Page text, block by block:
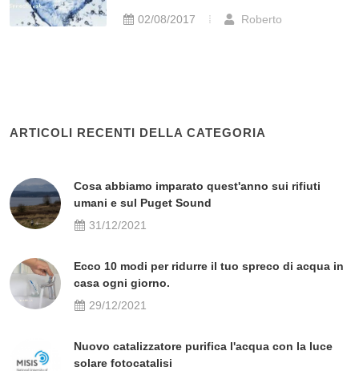
02/08/2017 Roberto
ARTICOLI RECENTI DELLA CATEGORIA
Cosa abbiamo imparato quest'anno sui rifiuti
umani e sul Puget Sound
31/12/2021
Ecco 10 modi per ridurre il tuo spreco di acqua in
casa ogni giorno.
29/12/2021
Nuovo catalizzatore purifica l'acqua con la luce
solare fotocatalisi